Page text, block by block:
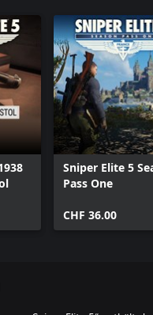
Sniper Elite 5
Pass One
CHF 36.00